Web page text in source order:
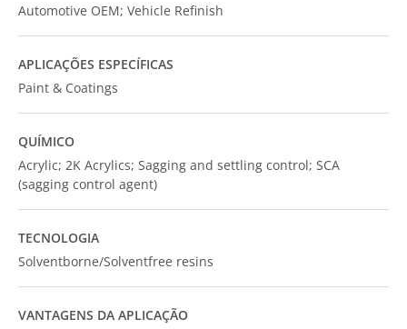
Automotive OEM; Vehicle Refinish
APLICAÇÕES ESPECÍFICAS
Paint & Coatings
QUÍMICO
Acrylic; 2K Acrylics; Sagging and settling control; SCA
(sagging control agent)
TECNOLOGIA
Solventborne/Solventfree resins
VANTAGENS DA APLICAÇÃO